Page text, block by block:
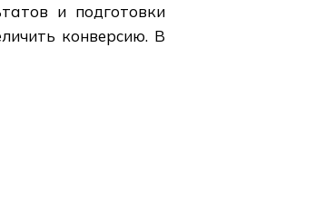
и подготовки
конверсию. В